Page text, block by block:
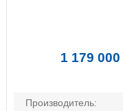
Производитель:
1 179 000